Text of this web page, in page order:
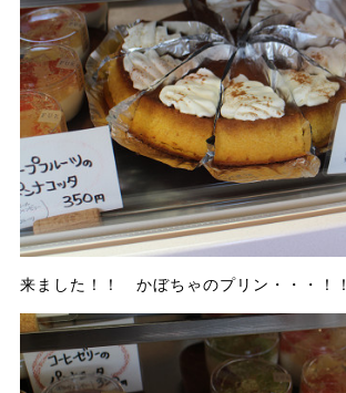
来ました！！ かぼちゃのプリン・・・！！